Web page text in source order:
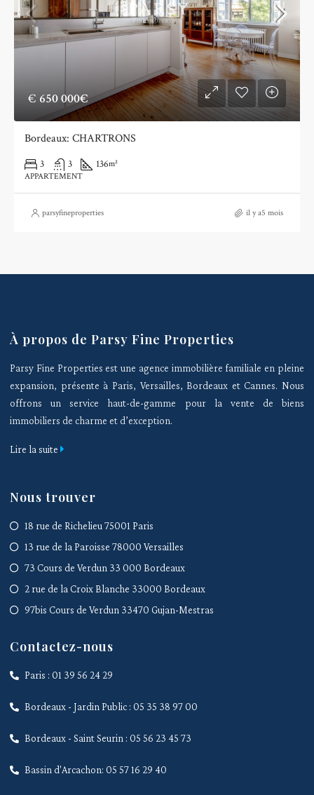
€ 650 000€
Bordeaux: CHARTRONS
3 3 136m²
APPARTEMENT
parsyfineproperties il y a5 mois
À propos de Parsy Fine Properties
Parsy Fine Properties est une agence immobilière familiale en pleine
expansion, présente à Paris, Versailles, Bordeaux et Cannes. Nous
offrons un service haut-de-gamme pour la vente de biens
immobiliers de charme et d’exception.
Lire la suite
Nous trouver
18 rue de Richelieu 75001 Paris
13 rue de la Paroisse 78000 Versailles
73 Cours de Verdun 33 000 Bordeaux
2 rue de la Croix Blanche 33000 Bordeaux
97bis Cours de Verdun 33470 Gujan-Mestras
Contactez-nous
Paris : 01 39 56 24 29
Bordeaux - Jardin Public : 05 35 38 97 00
Bordeaux - Saint Seurin : 05 56 23 45 73
Bassin d'Arcachon: 05 57 16 29 40